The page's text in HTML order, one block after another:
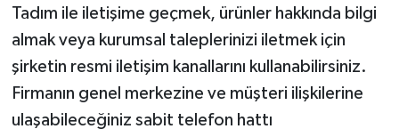
Tadım ile iletişime geçmek, ürünler hakkında bilgi
almak veya kurumsal taleplerinizi iletmek için
şirketin resmi iletişim kanallarını kullanabilirsiniz.
Firmanın genel merkezine ve müşteri ilişkilerine
ulaşabileceğiniz sabit telefon hattı